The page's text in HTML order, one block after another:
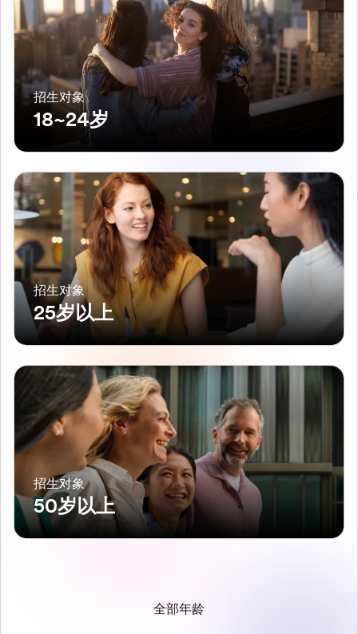
招生对象
18~24岁
招生对象
25岁以上
招生对象
50岁以上
全部年龄